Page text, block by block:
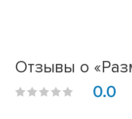
Отзывы о
0.0